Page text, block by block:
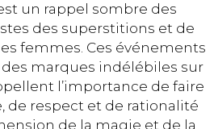
un rappel sombre des
des superstitions et de
femmes. Ces événements
marques indélébiles sur
l’importance de faire
de respect et de rationalité
de la magie et de la